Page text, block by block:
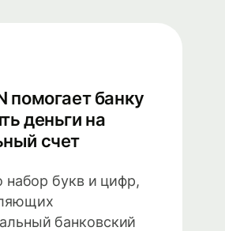
помогает банку
деньги на
счет
набор букв и цифр,
банковский